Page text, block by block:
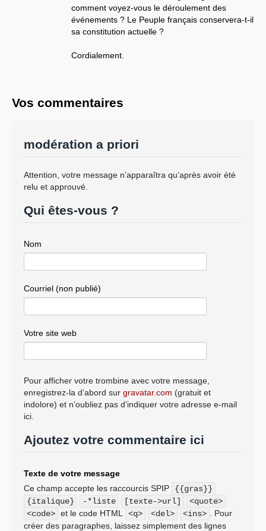
comment voyez-vous le déroulement des
événements ? Le Peuple français conservera-t-il
sa constitution actuelle ?
Cordialement.
Vos commentaires
modération a priori
Attention, votre message n’apparaîtra qu’après avoir été
relu et approuvé.
Qui êtes-vous ?
Nom
Courriel (non publié)
Votre site web
Pour afficher votre trombine avec votre message,
enregistrez-la d’abord sur gravatar.com (gratuit et
indolore) et n’oubliez pas d’indiquer votre adresse e-mail
ici.
Ajoutez votre commentaire ici
Texte de votre message
Ce champ accepte les raccourcis SPIP
{{gras}}
{italique}
-*liste [texte->url]
<quote>
<code> et le code HTML <q> <del> <ins>
. Pour
créer des paragraphes, laissez simplement des lignes